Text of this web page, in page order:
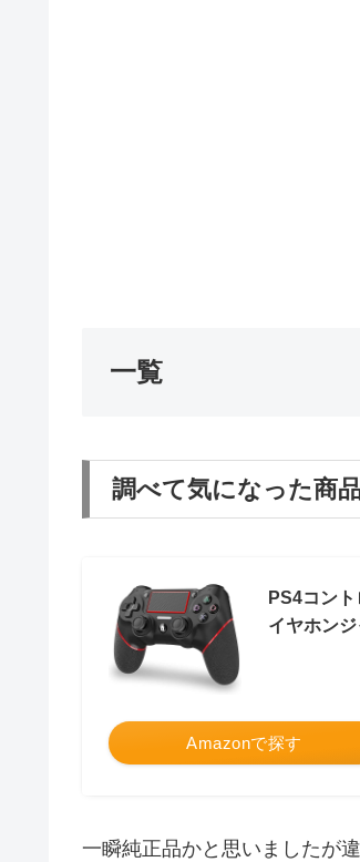
一覧
調べて気になった商
PS4コン
イヤホン
Amazonで探す
一瞬純正品かと思いましたが